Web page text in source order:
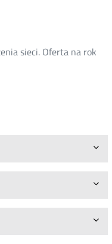
sieci. Oferta na rok